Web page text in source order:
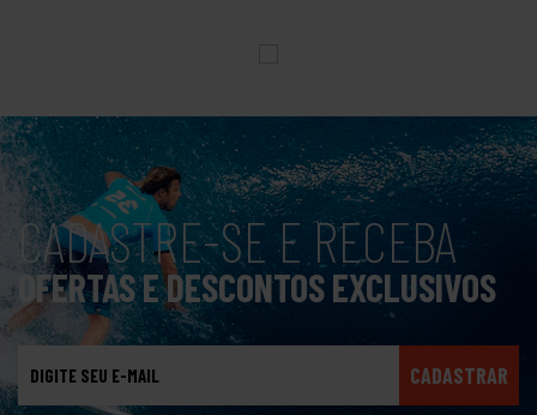
CADASTRE-SE E RECEBA
OFERTAS E DESCONTOS EXCLUSIVOS
CADASTRAR